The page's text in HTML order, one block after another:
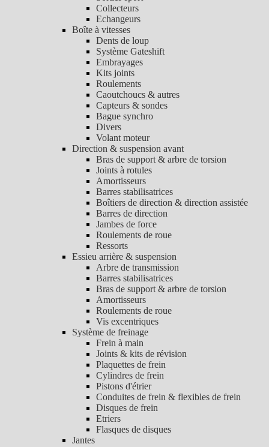
Collecteurs
Echangeurs
Boîte à vitesses
Dents de loup
Système Gateshift
Embrayages
Kits joints
Roulements
Caoutchoucs & autres
Capteurs & sondes
Bague synchro
Divers
Volant moteur
Direction & suspension avant
Bras de support & arbre de torsion
Joints à rotules
Amortisseurs
Barres stabilisatrices
Boîtiers de direction & direction assistée
Barres de direction
Jambes de force
Roulements de roue
Ressorts
Essieu arrière & suspension
Arbre de transmission
Barres stabilisatrices
Bras de support & arbre de torsion
Amortisseurs
Roulements de roue
Vis excentriques
Système de freinage
Frein à main
Joints & kits de révision
Plaquettes de frein
Cylindres de frein
Pistons d'étrier
Conduites de frein & flexibles de frein
Disques de frein
Etriers
Flasques de disques
Jantes